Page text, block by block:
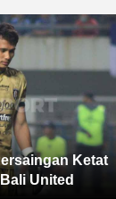
Ketat
United